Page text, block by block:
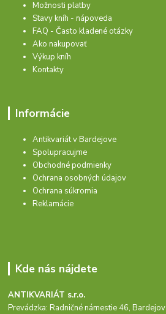
Možnosti platby
Stavy kníh - nápoveda
FAQ - Často kladené otázky
Ako nakupovať
Výkup kníh
Kontakty
Informácie
Antikvariát v Bardejove
Spolupracujme
Obchodné podmienky
Ochrana osobných údajov
Ochrana súkromia
Reklamácie
Kde nás nájdete
ANTIKVARIÁT s.r.o.
Prevádzka: Radničné námestie 46, Bardejov